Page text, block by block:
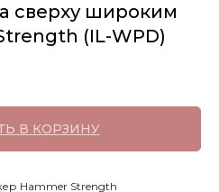
сверху широким
(IL-WPD)
В КОРЗИНУ
Hammer Strength